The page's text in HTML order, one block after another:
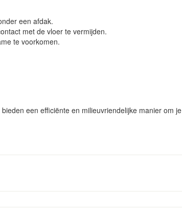
een afdak.
met de vloer te vermijden.
te voorkomen.
een efficiënte en milieuvriendelijke manier om je